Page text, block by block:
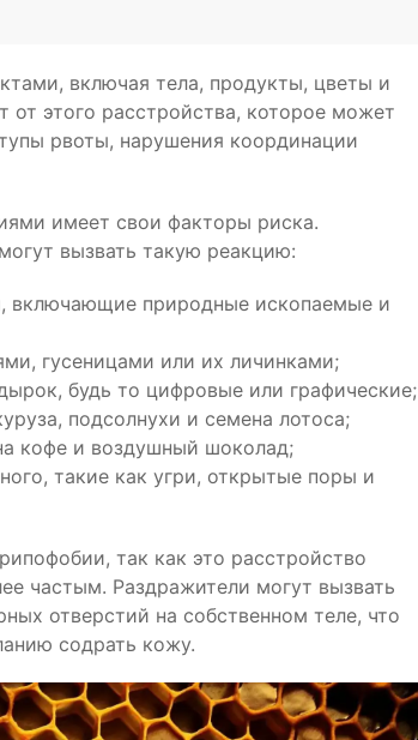
включая тела, продукты, цветы и
этого расстройства, которое может
рвоты, нарушения координации
имеет свои факторы риска.
вызвать такую реакцию:
включающие природные ископаемые и
гусеницами или их личинками;
будь то цифровые или графические;
подсолнухи и семена лотоса;
кофе и воздушный шоколад;
такие как угри, открытые поры и
так как это расстройство
частым. Раздражители могут вызвать
отверстий на собственном теле, что
содрать кожу.